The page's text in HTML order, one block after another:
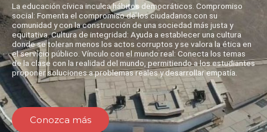
La educación cívica inculca hábitos democráticos. Compromiso
social: Fomenta el compromiso de los ciudadanos con su
comunidad y con la construcción de una sociedad más justa y
equitativa. Cultura de integridad: Ayuda a establecer una cultura
donde se toleran menos los actos corruptos y se valora la ética en
el servicio público. Vínculo con el mundo real: Conecta los temas
de la clase con la realidad del mundo, permitiendo a los estudiantes
proponer soluciones a problemas reales y desarrollar empatía.
Conozca más